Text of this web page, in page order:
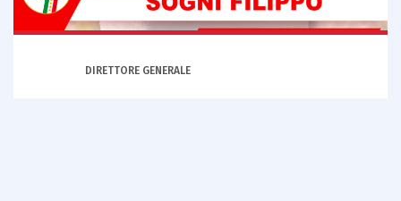
DIRETTORE GENERALE